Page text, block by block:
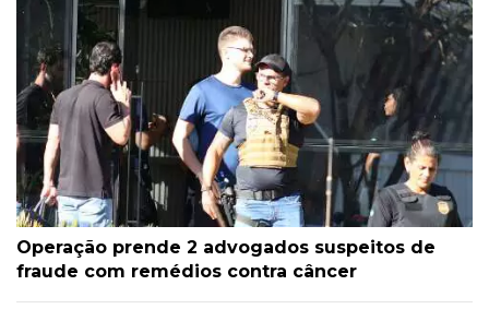
Operação prende 2 advogados suspeitos de
fraude com remédios contra câncer